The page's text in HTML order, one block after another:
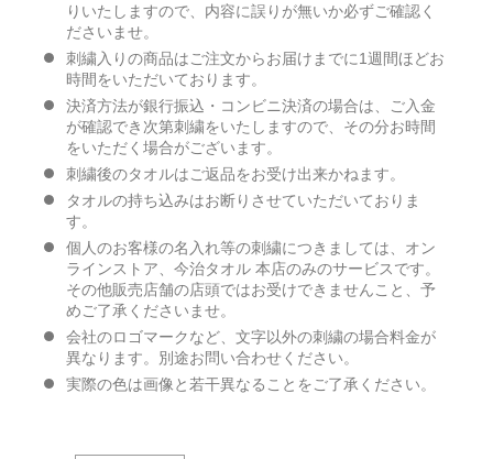
りいたしますので、内容に誤りが無いか必ずご確認く
ださいませ。
刺繍入りの商品はご注文からお届けまでに1週間ほどお
時間をいただいております。
決済方法が銀行振込・コンビニ決済の場合は、ご入金
が確認でき次第刺繍をいたしますので、その分お時間
をいただく場合がございます。
刺繍後のタオルはご返品をお受け出来かねます。
タオルの持ち込みはお断りさせていただいておりま
す。
個人のお客様の名入れ等の刺繍につきましては、オン
ラインストア、今治タオル 本店のみのサービスです。
その他販売店舗の店頭ではお受けできませんこと、予
めご了承くださいませ。
会社のロゴマークなど、文字以外の刺繍の場合料金が
異なります。別途お問い合わせください。
実際の色は画像と若干異なることをご了承ください。